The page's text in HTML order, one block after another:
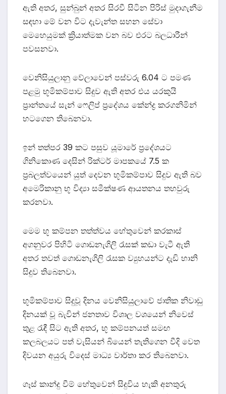
ඇති අතර, සුන්බුන් අතර සිරවී සිටින පිරිස් මුදාගැනීම
සඳහා මේ වන විට දැවැන්ත සහන සේවා
මෙහෙයුමක් ක්‍රියාත්මක වන බව එරට බලධාරීන්
පවසනවා.
වෙනිසියුලානු වේලාවෙන් පස්වරු 6.04 ට පමණ
පළමු භූමිකම්පාව සිදුව ඇති අතර එය යරකුයි
ප්‍රාන්තයේ සැන් ෆෙලිප් ප්‍රදේශය කේන්ද්‍ර කරගනිමින්
හටගෙන තිබෙනවා.
ඉන් තත්පර 39 කට පසුව යූමාරේ ප්‍රදේශයට
ගිනිකොණ දෙසින් රික්ටර් මාපකයේ 7.5 ක
ප්‍රබලත්වයෙන් යුත් දෙවන භූමිකම්පාව සිදුව ඇති බව
අමෙරිකානු භූ විද්‍යා සමීක්ෂණ ආයතනය තහවුරු
කරනවා.
මෙම භූ කම්පන තත්ත්වය හේතුවෙන් කරකාස්
අගනුවර පිහිටි ගොඩනැගිලි රැසක් කඩා වැටී ඇති
අතර තවත් ගොඩනැගිලි රැසක ව්‍යුහයන්ට දැඩි හානි
සිදුව තිබෙනවා.
භූමිකම්පාව සිදුවූ දිනය වෙනිසියුලාවේ ජාතික නිවාඩු
දිනයක් වූ බැවින් ජනතාව විශාල වශයෙන් නිවෙස්
තුළ රැඳී සිට ඇති අතර, භූ කම්පනයත් සමඟ
කලබලයට පත් වැසියන් බියෙන් තැතිගෙන වීදි වෙත
දිවයන අයුරු විදෙස් මාධ්‍ය වාර්තා කර තිබෙනවා.
ගෑස් කාන්දු වීම් හේතුවෙන් සිදුවිය හැකි අනතුරු